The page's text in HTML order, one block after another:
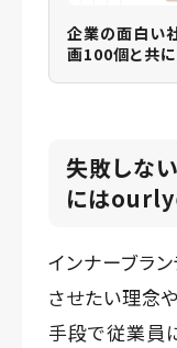
企業の面白い
画100個と共に
失敗しな
にはourly
インナーブラ
させたい理念
手段で従業員